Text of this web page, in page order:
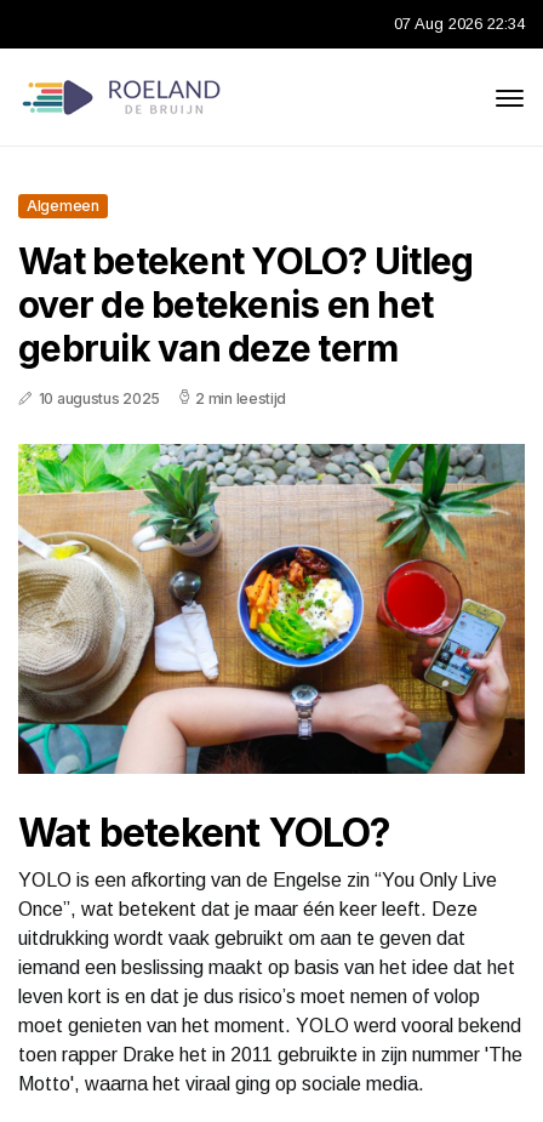
07 Aug 2026 22:34
Algemeen
Wat betekent YOLO? Uitleg
over de betekenis en het
gebruik van deze term
10 augustus 2025 2 min leestijd
Wat betekent YOLO?
YOLO is een afkorting van de Engelse zin “You Only Live
Once”, wat betekent dat je maar één keer leeft. Deze
uitdrukking wordt vaak gebruikt om aan te geven dat
iemand een beslissing maakt op basis van het idee dat het
leven kort is en dat je dus risico’s moet nemen of volop
moet genieten van het moment. YOLO werd vooral bekend
toen rapper Drake het in 2011 gebruikte in zijn nummer 'The
Motto', waarna het viraal ging op sociale media.